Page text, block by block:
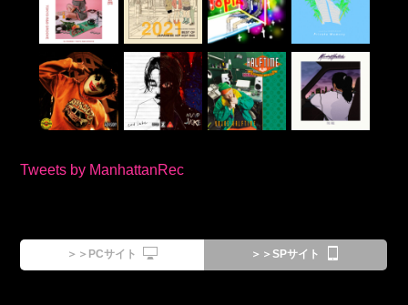
Tweets by ManhattanRec
＞＞PCサイト ＞＞SPサイト